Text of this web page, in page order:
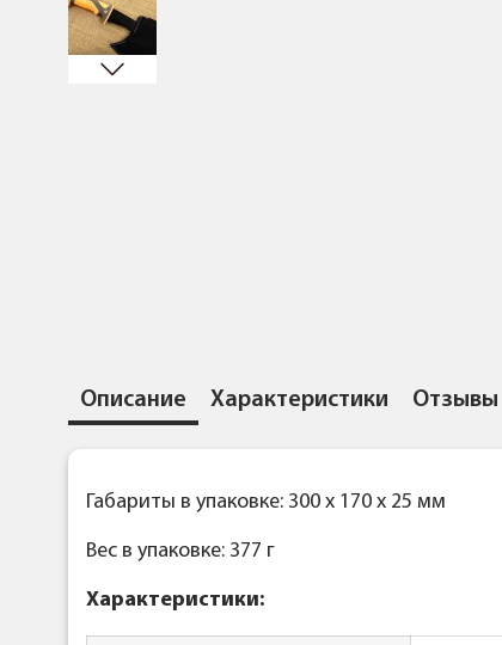
Описание Характеристики Отзывы
Габариты в упаковке: 300 x 170 x 25 мм
Вес в упаковке: 377 г
Характеристики: